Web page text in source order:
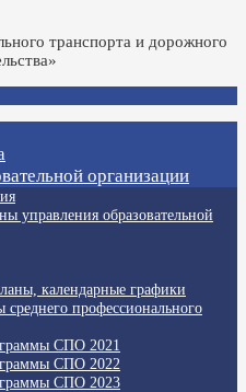
транспорта и дорожного
организации
управления образовательной
календарные графики
профессионального
СПО 2021
СПО 2022
СПО 2023